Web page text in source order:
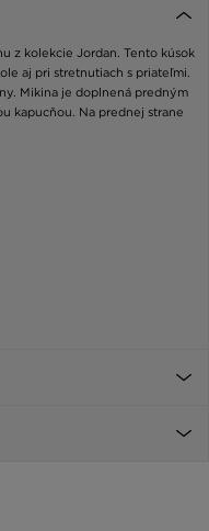
z kolekcie Jordan. Tento kúsok
aj pri stretnutiach s priateľmi.
Mikina je doplnená predným
kapucňou. Na prednej strane